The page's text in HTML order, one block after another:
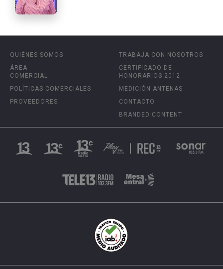
QUIÉNES SOMOS
ÁREA
COMERCIAL
POLÍTICAS COMERCIALES
PROVEEDORES
TRABAJA CON NOSOTROS
CERTIFICADO DE
HONORARIOS 2012
MEDICIÓN ANTENAS
CONTACTO
BRANDED CONTENT